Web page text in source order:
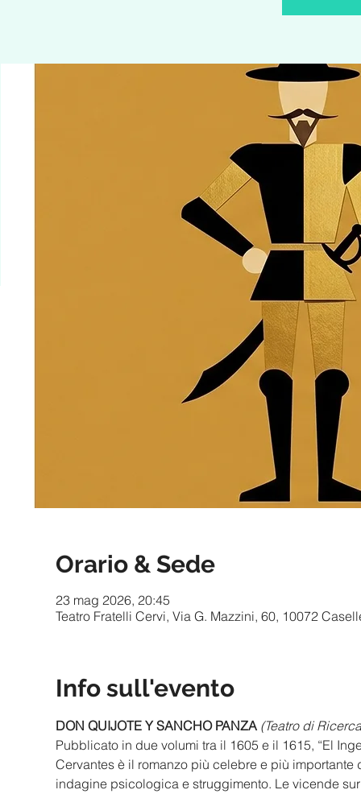
Orario & Sede
23 mag 2026, 20:45
Teatro Fratelli Cervi, Via G. Mazzini, 60, 10072
Info sull'evento
DON QUIJOTE Y SANCHO PANZA (Teatro di
Pubblicato in due volumi tra il 1605 e il 1615, “El
Cervantes è il romanzo più celebre e più
indagine psicologica e struggimento. Le vicende